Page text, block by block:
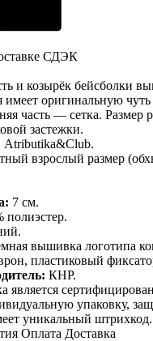
СДЭК
и козырёк бейсболки
имеет оригинальную
часть — сетка. Размер
застежки.
Atributika&Club.
взрослый размер
7 см.
полиэстер.
вышивка логотипа
пластиковый
КНР.
является
упаковку,
уникальный штрихкод.
Оплата Доставка